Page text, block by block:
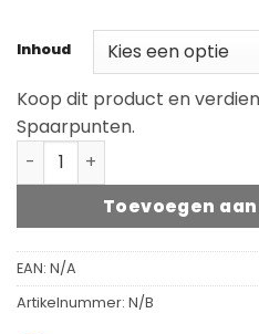
Inhoud
Koop dit product en
Spaarpunten.
Rubio Monocoat DuroGrit
Toevoegen
EAN: N/A
Artikelnummer: N/B